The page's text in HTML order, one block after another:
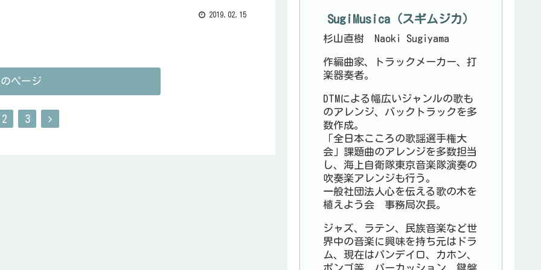
2019.02.15
ページ
2 3
SugiMusica（スギムジカ）
杉山直樹 Naoki Sugiyama
作編曲家、トラックメーカー、打
楽器奏者。
DTMによる幅広いジャンルの歌も
のアレンジ、バックトラックを多
数作成。
「全日本こころの歌謡選手権大
会」課題曲のアレンジを多数担当
し、海上自衛隊東京音楽隊演奏の
吹奏楽アレンジも行う。
一般社団法人心を伝える歌の木を
植えよう会 事務局次長。
ジャズ、ラテン、民族音楽など世
界中の音楽に興味を持ち元はドラ
ム、現在はパンデイロ、カホン、